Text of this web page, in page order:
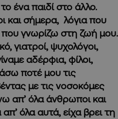
ένα παιδί στο άλλο.
και σήμερα, λόγια που
γνωρίζω στη ζωή μου.
γιατροί, ψυχολόγοι,
αδέρφια, φίλοι,
ποτέ μου τις
με τις νοσοκόμες
απ’ όλα άνθρωποι και
όλα αυτά, είχα βρει τη